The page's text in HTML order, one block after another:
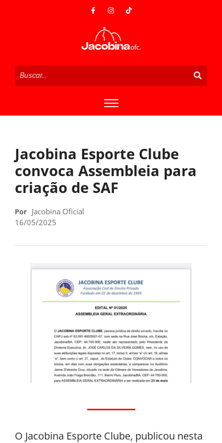
Jacobina Esporte Clube
convoca Assembleia para
criação de SAF
Por Jacobina Oficial
16/05/2025
O Jacobina Esporte Clube, publicou nesta